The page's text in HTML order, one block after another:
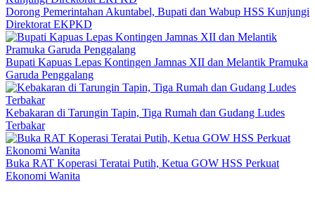
Dorong Pemerintahan Akuntabel, Bupati dan Wabup HSS Kunjungi
Direktorat EKPKD
Bupati Kapuas Lepas Kontingen Jamnas XII dan Melantik Pramuka
Garuda Penggalang
Kebakaran di Tarungin Tapin, Tiga Rumah dan Gudang Ludes
Terbakar
Buka RAT Koperasi Teratai Putih, Ketua GOW HSS Perkuat
Ekonomi Wanita